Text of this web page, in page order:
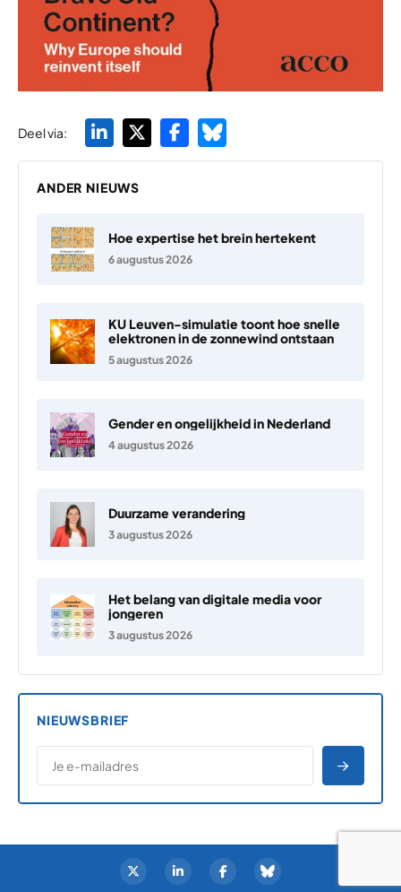
Deel via:
ANDER NIEUWS
Hoe expertise het brein hertekent
6 augustus 2026
KU Leuven-simulatie toont hoe snelle
elektronen in de zonnewind ontstaan
5 augustus 2026
Gender en ongelijkheid in Nederland
4 augustus 2026
Duurzame verandering
3 augustus 2026
Het belang van digitale media voor
jongeren
3 augustus 2026
NIEUWSBRIEF
E-MAILADRES
*